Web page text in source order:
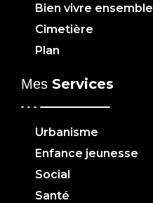
Bien vivre ensemble
Cimetière
Plan
Mes Services
Urbanisme
Enfance jeunesse
Social
Santé